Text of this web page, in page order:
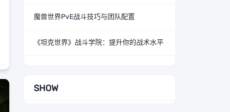
魔兽世界PvE战斗技巧与团队配置
《坦克世界》战斗学院：提升你的战术水平
SHOW